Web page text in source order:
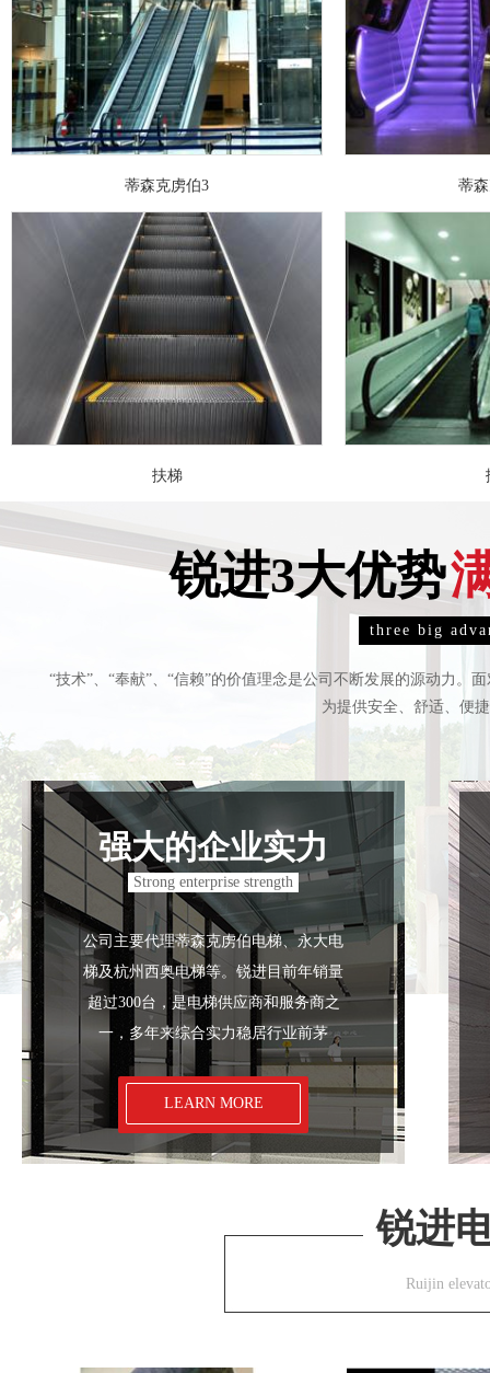
蒂森克虏伯3 蒂
扶梯
电梯装潢
电梯装潢
锐进3大优势
three big
“技术”、“奉献”、“信赖”的价值理念是公司不断发展的源动力
为提供安全、舒适、便
强大的企业实力
Strong enterprise strength
公司主要代理蒂森克虏伯电梯、永大电
梯及杭州西奥电梯等。锐进目前年销量
超过300台，是电梯供应商和服务商之
一，多年来综合实力稳居行业前茅
LEARN MORE
锐进
Ruijin